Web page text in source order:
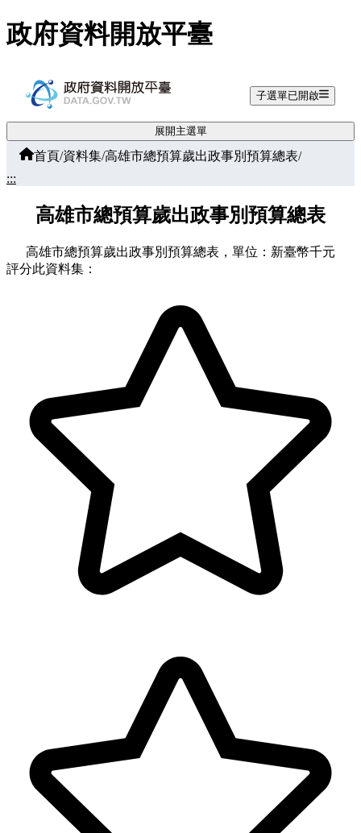
跳至主要內容
政府資料開放平臺
子選單已開啟
展開主選單
首頁/資料集/高雄市總預算歲出政事別預算總表/
:::
高雄市總預算歲出政事別預算總表
高雄市總預算歲出政事別預算總表，單位：新臺幣千元
評分此資料集：